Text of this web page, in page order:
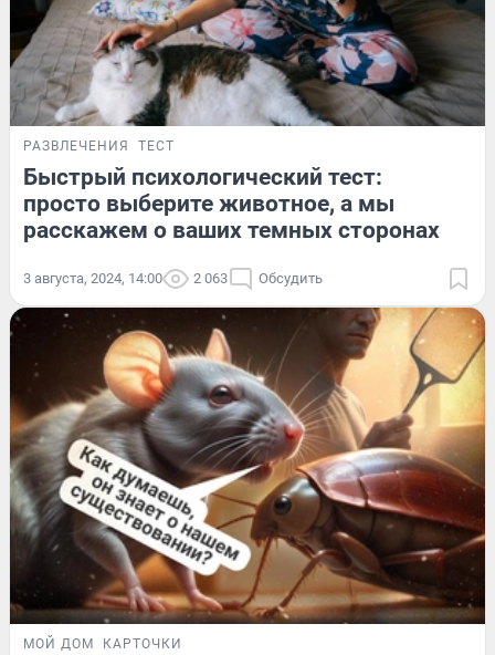
РАЗВЛЕЧЕНИЯ ТЕСТ
Быстрый психологический тест:
просто выберите животное, а мы
расскажем о ваших темных сторонах
3 августа, 2024, 14:00 2 063 Обсудить
МОЙ ДОМ КАРТОЧКИ